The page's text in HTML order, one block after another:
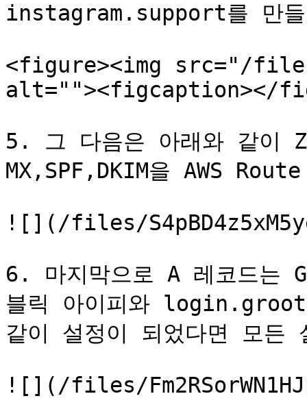
instagram.support를 만
<figure><img src="/files/
alt=""><figcaption></
5. 그 다음은 아래와 같이
MX,SPF,DKIM을 AWS
![](/files/
6. 마지막으로 A 레코드는
블릭 아이피와
같이 설정이 되었다면 모든
![](/files/